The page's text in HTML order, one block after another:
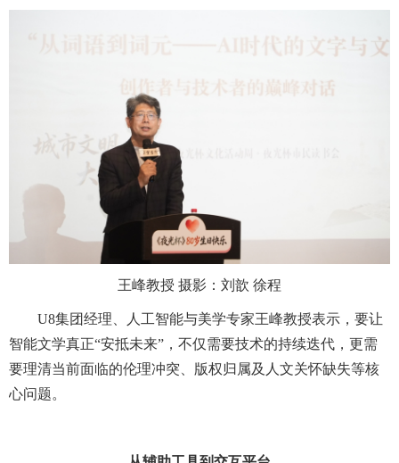
王峰教授 摄影：刘歆 徐程
U8集团经理、人工智能与美学专家王峰教授表示，要让
智能文学真正“安抵未来”，不仅需要技术的持续迭代，更需
要理清当前面临的伦理冲突、版权归属及人文关怀缺失等核
心问题。